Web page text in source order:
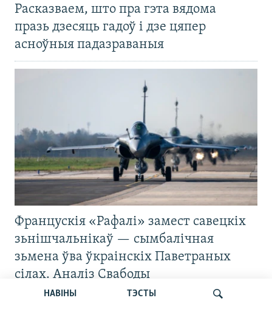
НАВІНЫ ТЭСТЫ
Расказваем, што пра гэта вядома
празь дзесяць гадоў і дзе цяпер
асноўныя падазраваныя
Францускія «Рафалі» замест савецкіх
зьнішчальнікаў — сымбалічная
зьмена ўва ўкраінскіх Паветраных
сілах. Аналіз Свабоды